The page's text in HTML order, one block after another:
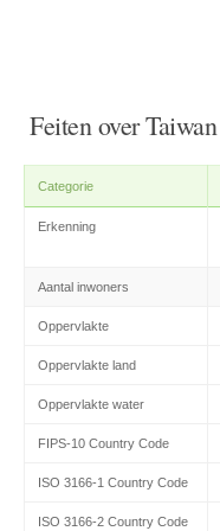
Feiten over Taiwan
Categorie
Erkenning
Aantal inwoners
Oppervlakte
Oppervlakte land
Oppervlakte water
FIPS-10 Country Code
ISO 3166-1 Country Code
ISO 3166-2 Country Code